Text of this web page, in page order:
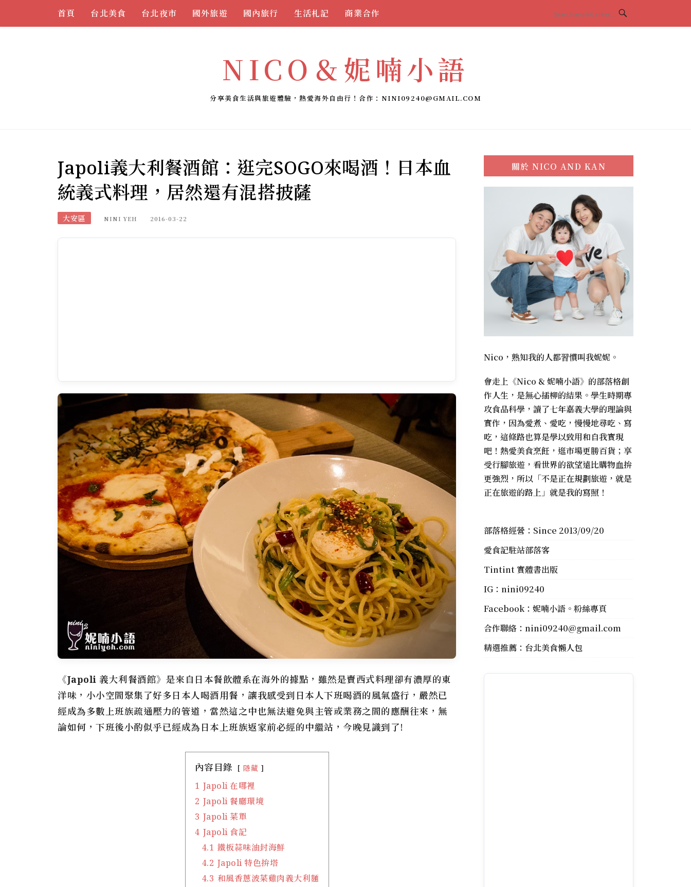
首頁 台北美食 台北夜市 國外旅遊 國內旅行 生活札記 商業合作
NICO＆妮喃小語
分享美食生活與旅遊體驗，熱愛海外自由行！合作： NINI09240@GMAIL.COM
Japoli義大利餐酒館：逛完SOGO來喝酒！日本血
統義式料理，居然還有混搭披薩
大安區 NINI YEH 2016-03-22
《Japoli 義大利餐酒館》是來自日本餐飲體系在海外的據點，雖然是賣西式料理卻有濃厚的東
洋味，小小空間聚集了好多日本人喝酒用餐，讓我感受到日本人下班喝酒的風氣盛行，嚴然已
經成為多數上班族疏通壓力的管道，當然這之中也無法避免與主管或業務之間的應酬往來，無
論如何，下班後小酌似乎已經成為日本上班族返家前必經的中繼站，今晚見識到了!
內容目錄 隱藏
1 Japoli 在哪裡
2 Japoli 餐廳環境
3 Japoli 菜單
4 Japoli 食記
4.1 鐵板蒜味油封海鮮
4.2 Japoli 特色拚塔
4.3 和風香蔥波菜雞肉義大利麵
關於NICO AND KAN
Nico，熟知我的人都習慣叫我妮妮。
會走上《Nico & 妮喃小語》的部落格創
作人生，是無心插柳的結果。學生時期專
攻食品科學，讀了七年嘉義大學的理論與
實作，因為愛煮、愛吃，慢慢地尋吃、寫
吃，這條路也算是學以致用和自我實現
吧！熱愛美食烹飪，逛市場更勝百貨；享
受行腳旅遊，看世界的欲望遠比購物血拚
更強烈，所以「不是正在規劃旅遊，就是
正在旅遊的路上」就是我的寫照！
部落格經營：Since 2013/09/20
愛食記駐站部落客
Tintint 實體書出版
IG：nini09240
Facebook：妮喃小語。粉絲專頁
合作聯絡：nini09240@gmail.com
精選推薦： 台北美食懶人包